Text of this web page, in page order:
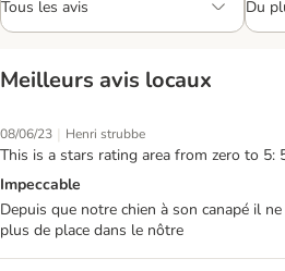
Meilleurs avis locaux
08/06/23 | Henri strubbe
This is a stars rating area from zero to 5:
Impeccable
Depuis que notre chien à son canapé il
plus de place dans le nôtre